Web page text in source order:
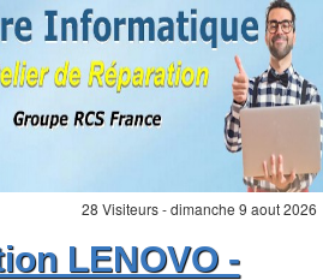
28 Visiteurs - dimanche 9 aout 2026
LENOVO -